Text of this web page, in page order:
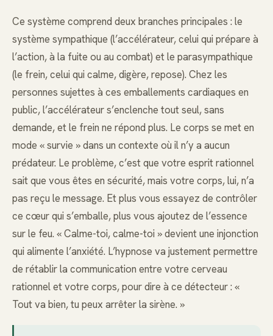
Ce système comprend deux branches principales : le
système sympathique (l’accélérateur, celui qui prépare à
l’action, à la fuite ou au combat) et le parasympathique
(le frein, celui qui calme, digère, repose). Chez les
personnes sujettes à ces emballements cardiaques en
public, l’accélérateur s’enclenche tout seul, sans
demande, et le frein ne répond plus. Le corps se met en
mode « survie » dans un contexte où il n’y a aucun
prédateur. Le problème, c’est que votre esprit rationnel
sait que vous êtes en sécurité, mais votre corps, lui, n’a
pas reçu le message. Et plus vous essayez de contrôler
ce cœur qui s’emballe, plus vous ajoutez de l’essence
sur le feu. « Calme-toi, calme-toi » devient une injonction
qui alimente l’anxiété. L’hypnose va justement permettre
de rétablir la communication entre votre cerveau
rationnel et votre corps, pour dire à ce détecteur : «
Tout va bien, tu peux arrêter la sirène. »